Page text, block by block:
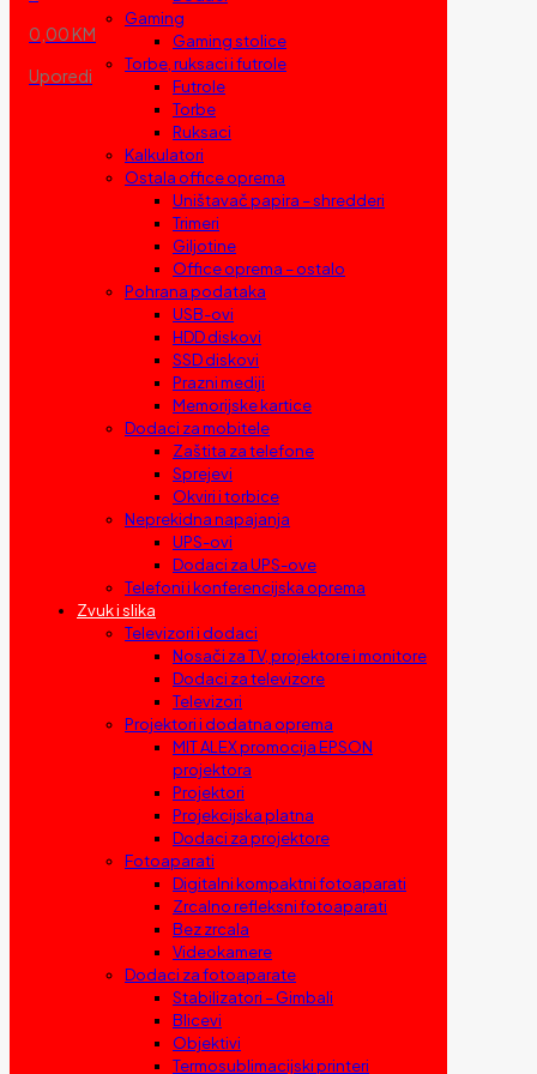
0,00 KM
Uporedi
Gaming
Gaming stolice
Torbe, ruksaci i futrole
Futrole
Torbe
Ruksaci
Kalkulatori
Ostala office oprema
Uništavač papira – shredderi
Trimeri
Giljotine
Office oprema – ostalo
Pohrana podataka
USB-ovi
HDD diskovi
SSD diskovi
Prazni mediji
Memorijske kartice
Dodaci za mobitele
Zaštita za telefone
Sprejevi
Okviri i torbice
Neprekidna napajanja
UPS-ovi
Dodaci za UPS-ove
Telefoni i konferencijska oprema
Zvuk i slika
Televizori i dodaci
Nosači za TV, projektore i monitore
Dodaci za televizore
Televizori
Projektori i dodatna oprema
MIT ALEX promocija EPSON
projektora
Projektori
Projekcijska platna
Dodaci za projektore
Fotoaparati
Digitalni kompaktni fotoaparati
Zrcalno refleksni fotoaparati
Bez zrcala
Videokamere
Dodaci za fotoaparate
Stabilizatori – Gimbali
Blicevi
Objektivi
Termosublimacijski printeri